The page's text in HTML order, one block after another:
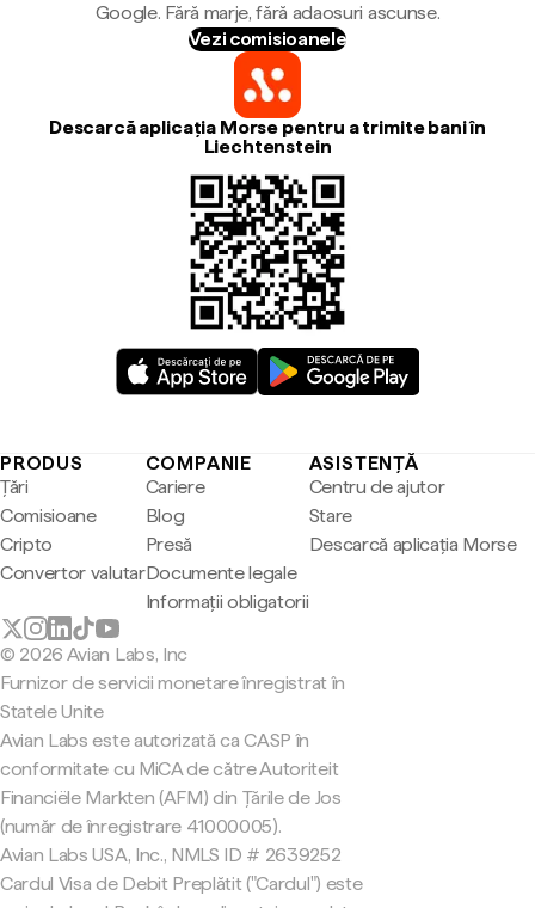
Google. Fără marje, fără adaosuri ascunse.
Vezi comisioanele
Descarcă aplicația Morse pentru a trimite bani în
Liechtenstein
PRODUS
Țări
Comisioane
Cripto
Convertor valutar
COMPANIE
Cariere
Blog
Presă
Documente legale
Informații obligatorii
ASISTENȚĂ
Centru de ajutor
Stare
Descarcă aplicația Morse
© 2026 Avian Labs, Inc
Furnizor de servicii monetare înregistrat în
Statele Unite
Avian Labs este autorizată ca CASP în
conformitate cu MiCA de către Autoriteit
Financiële Markten (AFM) din Țările de Jos
(număr de înregistrare 41000005).
Avian Labs USA, Inc., NMLS ID # 2639252
Cardul Visa de Debit Preplătit ("Cardul") este